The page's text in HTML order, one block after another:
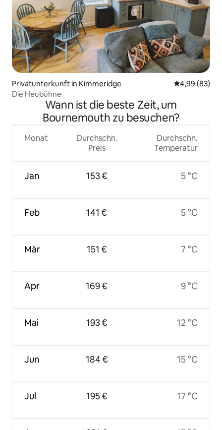
Privatunterkunft in Kimmeridge
4,99 (83)
Die Heubühne
Wann ist die beste Zeit, um
Bournemouth zu besuchen?
Monat
Jan
Feb
Mär
Apr
Mai
Jun
Jul
Durchschn.
Preis
153 €
141 €
151 €
169 €
193 €
184 €
195 €
Durchschn.
Temperatur
5 °C
5 °C
7 °C
9 °C
12 °C
15 °C
17 °C